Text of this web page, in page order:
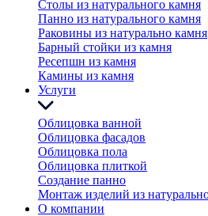
Столы из натурального камня
Панно из натурального камня
Раковины из натурально камня
Барный стойки из камня
Ресепшн из камня
Камины из камня
Услуги
Облицовка ванной
Облицовка фасадов
Облицовка пола
Облицовка плиткой
Создание панно
Монтаж изделий из
О компании